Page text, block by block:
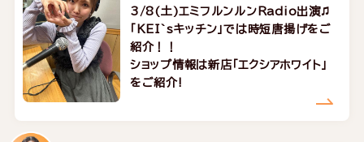
3/8(土)エミフルンルンRadio出演♫
「KEI`sキッチン」では時短唐揚げをご
紹介！！
ショップ情報は新店「エクシアホワイト」
をご紹介!